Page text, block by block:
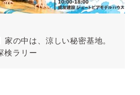
家の中は、涼しい秘密基地。
検ラリー